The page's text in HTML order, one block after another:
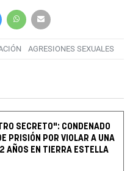
AGRESIONES SEXUALES
SECRETO": CONDENADO
PRISIÓN POR VIOLAR A UNA
AÑOS EN TIERRA ESTELLA